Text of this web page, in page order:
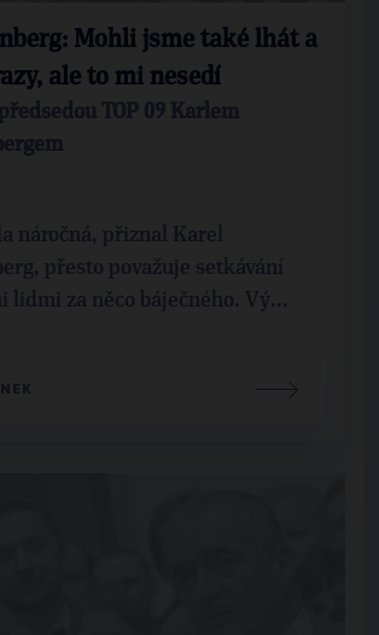
Mohli jsme také lhát a
ale to mi nesedí
TOP 09 Karlem
náročná, přiznal Karel
přesto považuje setkávání
lidmi za něco báječného. Vý...